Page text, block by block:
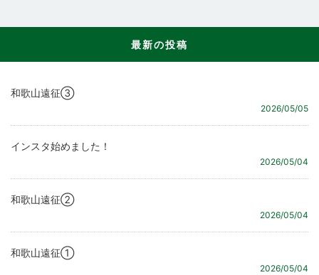
最新の投稿
和歌山遠征③
2026/05/05
インスタ始めました！
2026/05/04
和歌山遠征②
2026/05/04
和歌山遠征①
2026/05/04